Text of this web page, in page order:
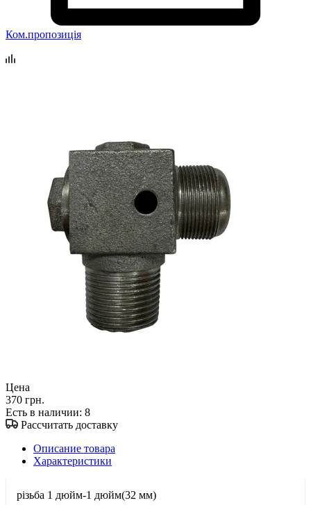
Ком.пропозиція
Цена
370 грн.
Есть в наличии: 8
Рассчитать доставку
Описание товара
Характеристики
різьба 1 дюйм-1 дюйм(32 мм)